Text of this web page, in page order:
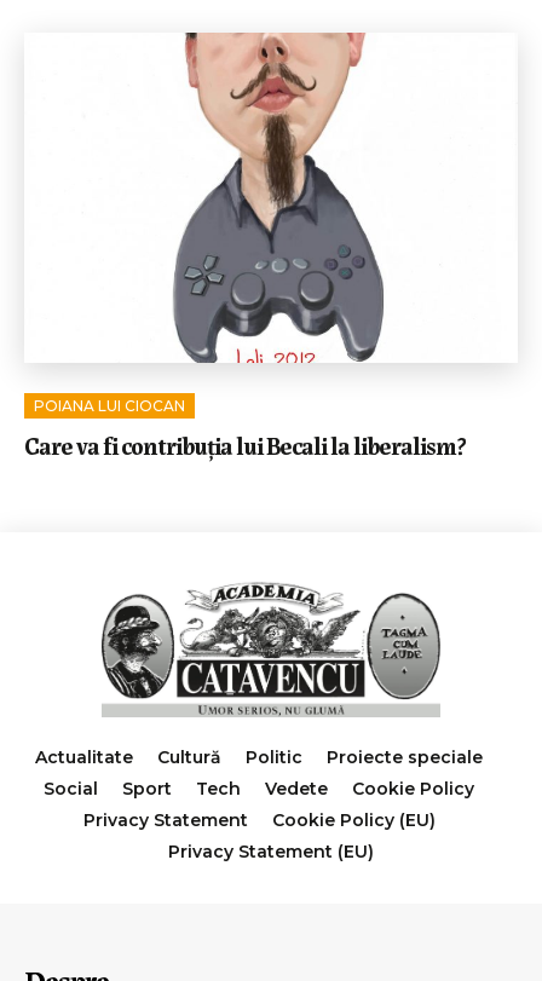
POIANA LUI CIOCAN
Care va fi contribuția lui Becali la liberalism?
Actualitate Cultură Politic
Proiecte speciale
Social
Sport Tech Vedete
Cookie Policy
Privacy Statement
Cookie Policy (EU)
Privacy Statement (EU)